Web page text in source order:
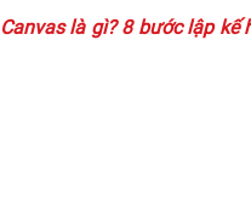
là gì? 8 bước lập kế